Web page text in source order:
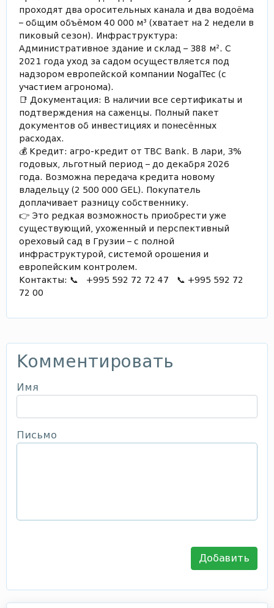
проходят два оросительных канала и два водоёма
– общим объёмом 40 000 м³ (хватает на 2 недели в
пиковый сезон). Инфраструктура:
Административное здание и склад – 388 м². С
2021 года уход за садом осуществляется под
надзором европейской компании NogalTec (с
участием агронома).
📑 Документация: В наличии все сертификаты и
подтверждения на саженцы. Полный пакет
документов об инвестициях и понесённых
расходах.
💰 Кредит: агро-кредит от TBC Bank. В лари, 3%
годовых, льготный период – до декабря 2026
года. Возможна передача кредита новому
владельцу (2 500 000 GEL). Покупатель
доплачивает разницу собственнику.
👉 Это редкая возможность приобрести уже
существующий, ухоженный и перспективный
ореховый сад в Грузии – с полной
инфраструктурой, системой орошения и
европейским контролем.
Контакты: 📞 +995 592 72 72 47 📞 +995 592 72
72 00
Комментировать
Имя
Письмо
Добавить